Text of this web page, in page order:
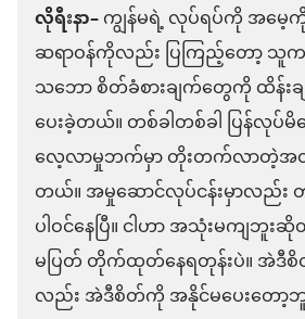
လိုရီးနာ–ကျွန်မရဲ့ လုပ်ရပ်ကို အမေ့
ဆရာဝန်ကိုလည်း ပြကြည့်တော့ သူ
သဘော စိတ်ခံစားချက်တွေကို ထိန်း
ပေးခဲ့တယ်။ တစ်ခါတစ်ခါ ပြန်လုပ်
လေ့လာမှုဘက်မှာ တိုးတက်လာတဲ့
တယ်။ အမှုဆောင်လုပ်ငန်းမှာလည်း
ပါဝင်နေပြီ။ ငါဟာ အသုံးမကျဘူး
မပြတ် တိုက်ထုတ်နေရတုန်းပဲ။ အဲဒီစိ
လည်း အဲဒီစိတ်ကို အနိုင်မပေးတော့ဘူ